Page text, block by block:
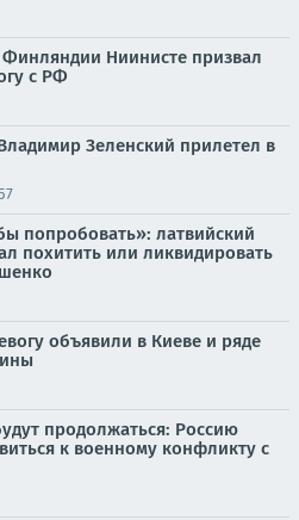
Финляндии Ниинисте призвал
с РФ
Зеленский прилетел в
попробовать»: латвийский
похитить или ликвидировать
объявили в Киеве и ряде
продолжаться: Россию
к военному конфликту с